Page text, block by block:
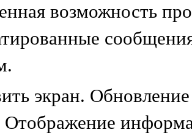
возможность
экран.